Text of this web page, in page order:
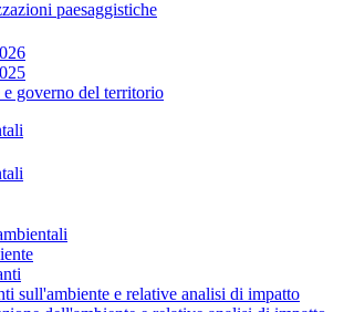
paesaggistiche
governo del territorio
sull'ambiente e relative analisi di impatto